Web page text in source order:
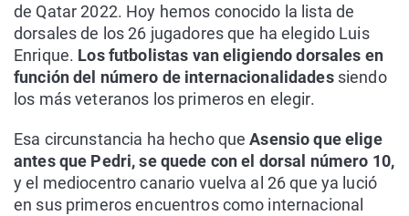
de Qatar 2022. Hoy hemos conocido la lista de
dorsales de los 26 jugadores que ha elegido Luis
Enrique. Los futbolistas van eligiendo dorsales en
función del número de internacionalidadessiendo
los más veteranos los primeros en elegir.
Esa circunstancia ha hecho queAsensio que elige
antes que Pedri, se quede con el dorsal número 10,
y el mediocentro canario vuelva al 26 que ya lució
en sus primeros encuentros como internacional